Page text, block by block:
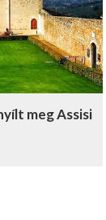
meg Assisi